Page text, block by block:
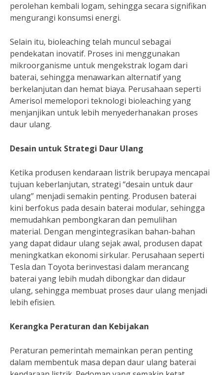
perolehan kembali logam, sehingga secara signifikan
mengurangi konsumsi energi.
Selain itu, bioleaching telah muncul sebagai
pendekatan inovatif. Proses ini menggunakan
mikroorganisme untuk mengekstrak logam dari
baterai, sehingga menawarkan alternatif yang
berkelanjutan dan hemat biaya. Perusahaan seperti
Amerisol memelopori teknologi bioleaching yang
menjanjikan untuk lebih menyederhanakan proses
daur ulang.
Desain untuk Strategi Daur Ulang
Ketika produsen kendaraan listrik berupaya mencapai
tujuan keberlanjutan, strategi “desain untuk daur
ulang” menjadi semakin penting. Produsen baterai
kini berfokus pada desain baterai modular, sehingga
memudahkan pembongkaran dan pemulihan
material. Dengan mengintegrasikan bahan-bahan
yang dapat didaur ulang sejak awal, produsen dapat
meningkatkan ekonomi sirkular. Perusahaan seperti
Tesla dan Toyota berinvestasi dalam merancang
baterai yang lebih mudah dibongkar dan didaur
ulang, sehingga membuat proses daur ulang menjadi
lebih efisien.
Kerangka Peraturan dan Kebijakan
Peraturan pemerintah memainkan peran penting
dalam membentuk masa depan daur ulang baterai